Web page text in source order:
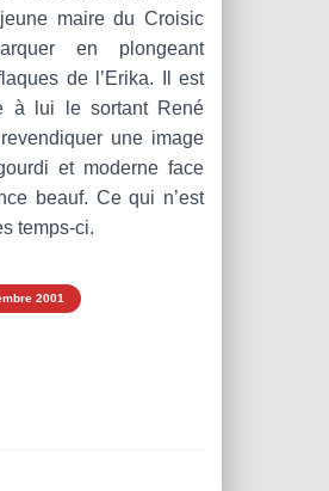
maire du Croisic
en plongeant
de l’Erika. Il est
à lui le sortant René
une image
et moderne face
beauf. Ce qui n’est
temps-ci.
2001